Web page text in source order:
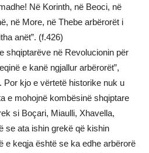
Në Korinth, në Beoci, në
në More, në Thebe arbërorët i
anët”. (f.426)
shqiptarëve në Revolucionin për
e kanë ngjallur arbërorët”,
Por kjo e vërtetë historike nuk u
e mohojnë kombësinë shqiptare
si Boçari, Miaulli, Xhavella,
se ata ishin grekë që kishin
e keqja është se ka edhe arbërorë